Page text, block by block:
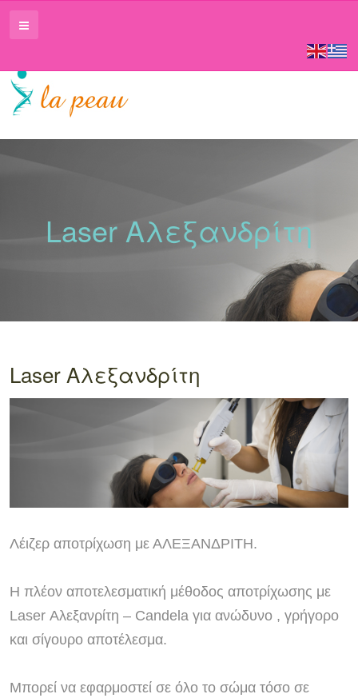
Laser Αλεξανδρίτη
Laser Αλεξανδρίτη
Λέιζερ αποτρίχωση με ΑΛΕΞΑΝΔΡΙΤΗ.
Η πλέον αποτελεσματική μέθοδος αποτρίχωσης με
Laser Αλεξανρίτη – Candela για ανώδυνο , γρήγορο
και σίγουρο αποτέλεσμα.
Μπορεί να εφαρμοστεί σε όλο το σώμα τόσο σε